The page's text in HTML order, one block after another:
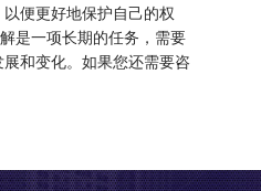
便更好地保护自己的权
是一项长期的任务，需要
和变化。如果您还需要咨